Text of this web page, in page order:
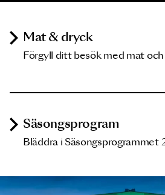
Mat & dryck
Förgyll ditt besök med mat och
Säsongsprogram
Bläddra i Säsongsprogrammet